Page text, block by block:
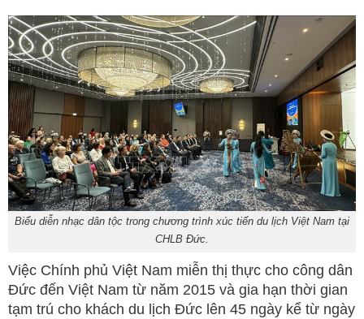
Biểu diễn nhạc dân tộc trong chương trình xúc tiến du lịch Việt Nam tại
CHLB Đức.
Việc Chính phủ Việt Nam miễn thị thực cho công dân
Đức đến Việt Nam từ năm 2015 và gia hạn thời gian
tạm trú cho khách du lịch Đức lên 45 ngày kể từ ngày